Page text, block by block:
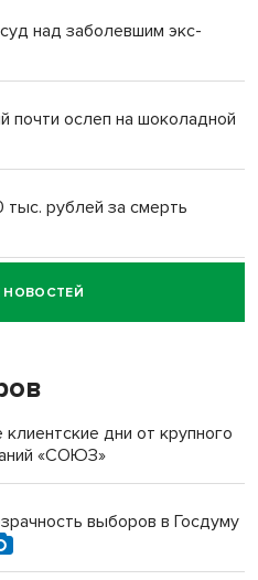
над заболевшим экс-
почти ослеп на шоколадной
рублей за смерть
за смерть
селе лошади
с женой вошли в топ-16
дни от крупного
«СОЮЗ»
выборов в Госдуму